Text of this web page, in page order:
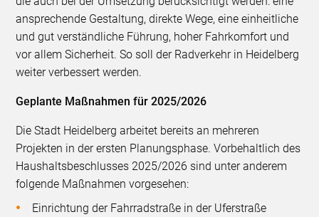
ansprechende Gestaltung, direkte Wege, eine einheitliche
und gut verständliche Führung, hoher Fahrkomfort und
vor allem Sicherheit. So soll der Radverkehr in Heidelberg
weiter verbessert werden.
Geplante Maßnahmen für 2025/2026
Die Stadt Heidelberg arbeitet bereits an mehreren
Projekten in der ersten Planungsphase. Vorbehaltlich des
Haushaltsbeschlusses 2025/2026 sind unter anderem
folgende Maßnahmen vorgesehen:
Einrichtung der Fahrradstraße in der Uferstraße